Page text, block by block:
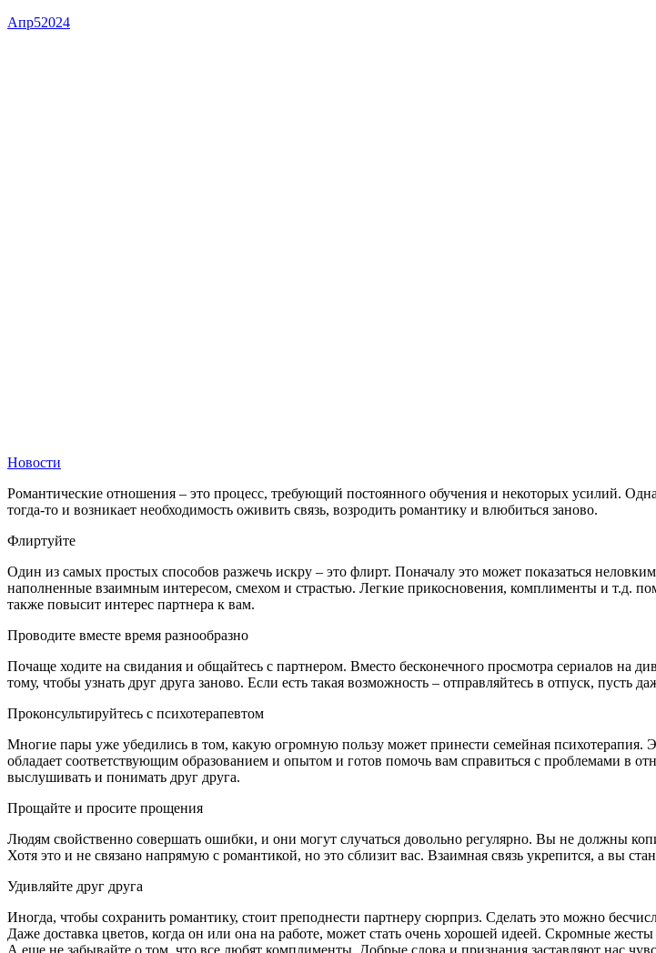
Апр52024
Новости
Романтические отношения – это процесс, требующий постоянного обучения и некоторых усилий.
тогда-то и возникает необходимость оживить связь, возродить романтику и влюбиться заново.
Флиртуйте
Один из самых простых способов разжечь искру – это флирт. Поначалу это может показаться
наполненные взаимным интересом, смехом и страстью. Легкие прикосновения, комплименты и т.д.
также повысит интерес партнера к вам.
Проводите вместе время разнообразно
Почаще ходите на свидания и общайтесь с партнером. Вместо бесконечного просмотра сериалов на
тому, чтобы узнать друг друга заново. Если есть такая возможность – отправляйтесь в отпуск, пусть
Проконсультируйтесь с психотерапевтом
Многие пары уже убедились в том, какую огромную пользу может принести семейная
обладает соответствующим образованием и опытом и готов помочь вам справиться с проблемами в
выслушивать и понимать друг друга.
Прощайте и просите прощения
Людям свойственно совершать ошибки, и они могут случаться довольно регулярно. Вы не должны
Хотя это и не связано напрямую с романтикой, но это сблизит вас. Взаимная связь укрепится, а вы
Удивляйте друг друга
Иногда, чтобы сохранить романтику, стоит преподнести партнеру сюрприз. Сделать это можно
Даже доставка цветов, когда он или она на работе, может стать очень хорошей идеей. Скромные
А еще не забывайте о том, что все любят комплименты. Добрые слова и признания заставляют нас